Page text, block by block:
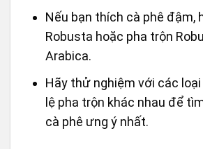
Nếu bạn thích cà phê đậm,
Robusta hoặc pha trộn
Arabica.
Hãy thử nghiệm với các
lệ pha trộn khác nhau để
cà phê ưng ý nhất.